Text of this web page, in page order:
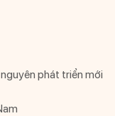
phát triển mới